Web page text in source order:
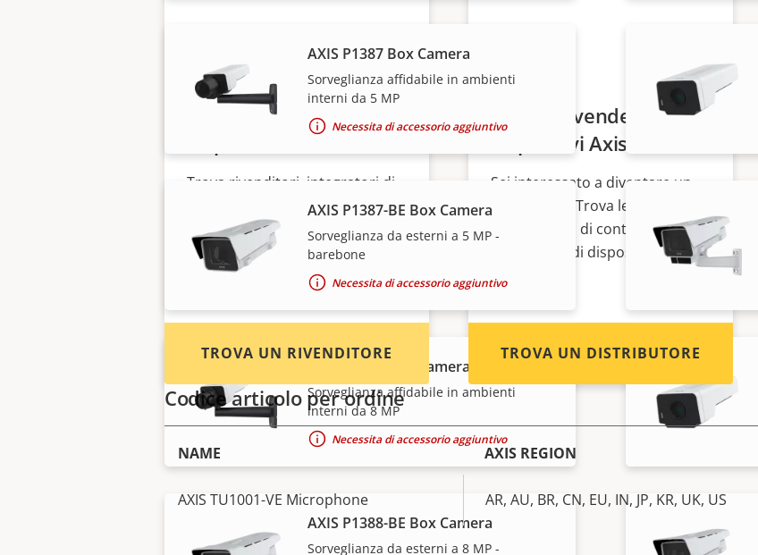
AXIS P1387 Box Camera
Sorveglianza affidabile in ambienti
interni da 5 MP
Necessita di accessorio aggiuntivo
AXIS P1387-BE Box Camera
Sorveglianza da esterni a 5 MP -
barebone
Necessita di accessorio aggiuntivo
AXIS P1388 Box Camera
Sorveglianza affidabile in ambienti
interni da 8 MP
Necessita di accessorio aggiuntivo
AXIS P1388-BE Box Camera
Sorveglianza da esterni a 8 MP -
Desideri acquistare i
dispositivi Axis?
Trova rivenditori, integratori di
sistema e installatori di
dispositivi e sistemi Axis.
TROVA UN RIVENDITORE
Desideri vendere i
dispositivi Axis?
Sei interessato a diventare un
rivenditore? Trova le
informazioni di contatto per i
distributori di dispositivi e
sistemi Axis.
TROVA UN DISTRIBUTORE
Codice articolo per ordine
NAME AXIS REGION
AXIS TU1001-VE Microphone AR, AU, BR, CN, EU, IN, JP, KR, UK, US